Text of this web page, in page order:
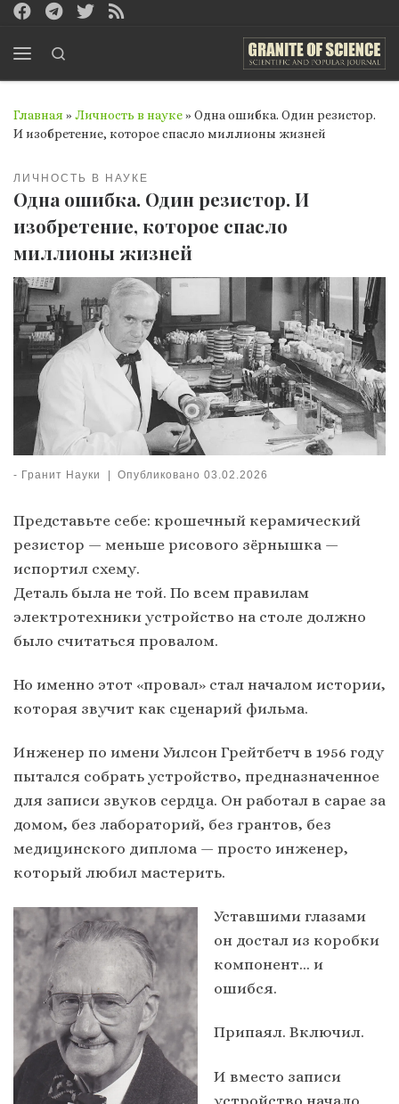
Перейти к содержимому
Главная » Личность в науке» Одна ошибка. Один резистор.
И изобретение, которое спасло миллионы жизней
ЛИЧНОСТЬ В НАУКЕ
Одна ошибка. Один резистор. И
изобретение, которое спасло
миллионы жизней
- Гранит Науки | Опубликовано03.02.2026
Представьте себе: крошечный керамический
резистор — меньше рисового зёрнышка —
испортил схему.
Деталь была не той. По всем правилам
электротехники устройство на столе должно
было считаться провалом.
Но именно этот «провал» стал началом истории,
которая звучит как сценарий фильма.
Инженер по имени Уилсон Грейтбетч в 1956 году
пытался собрать устройство, предназначенное
для записи звуков сердца. Он работал в сарае за
домом, без лабораторий, без грантов, без
медицинского диплома — просто инженер,
который любил мастерить.
Уставшими глазами
он достал из коробки
компонент… и
ошибся.
Припаял. Включил.
И вместо записи
устройство начало